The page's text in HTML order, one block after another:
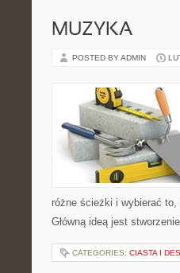
MUZYKA
POSTED BY ADMIN
różne ścieżki i wybierać
Główną ideą jest
CATEGORIES: CIASTA I